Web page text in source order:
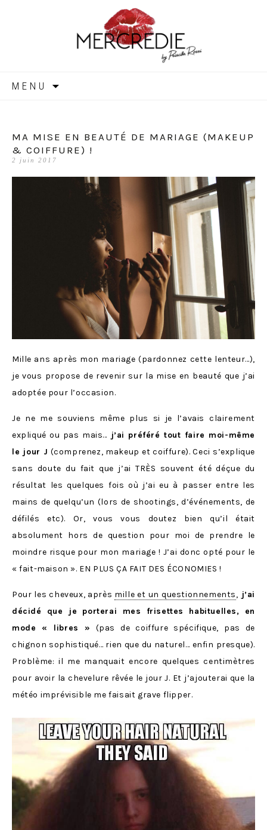
MERCREDIE
MENU
MA MISE EN BEAUTÉ DE MARIAGE (MAKEUP
& COIFFURE) !
2 juin 2017
Mille ans après mon mariage (pardonnez cette lenteur…),
je vous propose de revenir sur la mise en beauté que j’ai
adoptée pour l’occasion.
Je ne me souviens même plus si je l’avais clairement
expliqué ou pas mais… j’ai préféré tout faire moi-même
le jour J (comprenez, makeup et coiffure). Ceci s’explique
sans doute du fait que j’ai TRÈS souvent été déçue du
résultat les quelques fois où j’ai eu à passer entre les
mains de quelqu’un (lors de shootings, d’événements, de
défilés etc). Or, vous vous doutez bien qu’il était
absolument hors de question pour moi de prendre le
moindre risque pour mon mariage ! J’ai donc opté pour le
« fait-maison ». EN PLUS ÇA FAIT DES ÉCONOMIES !
Pour les cheveux, après mille et un questionnements, j’ai
décidé que je porterai mes frisettes habituelles, en
mode « libres » (pas de coiffure spécifique, pas de
chignon sophistiqué… rien que du naturel… enfin presque).
Problème: il me manquait encore quelques centimètres
pour avoir la chevelure rêvée le jour J. Et j’ajouterai que la
météo imprévisible me faisait grave flipper.